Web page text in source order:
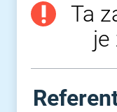
Ta
je